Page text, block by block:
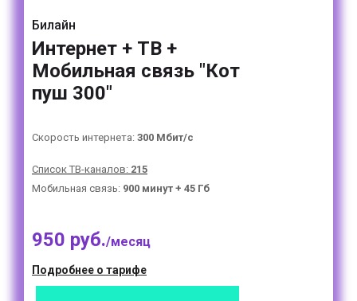
Билайн
Интернет + ТВ +
Мобильная связь "Кот
пуш 300"
Скорость интернета: 300 Мбит/с
Список ТВ-каналов: 215
Мобильная связь: 900 минут + 45 Гб
950 руб./месяц
Подробнее о тарифе